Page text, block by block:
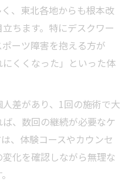
、東北各地からも根本改
ちます。特にデスクワー
ーツ障害を抱える方が
にくくなった」といった体
差があり、1回の施術で大
、数回の継続が必要なケ
、体験コースやカウンセ
化を確認しながら無理な